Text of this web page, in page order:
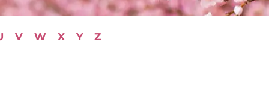
V W X Y Z